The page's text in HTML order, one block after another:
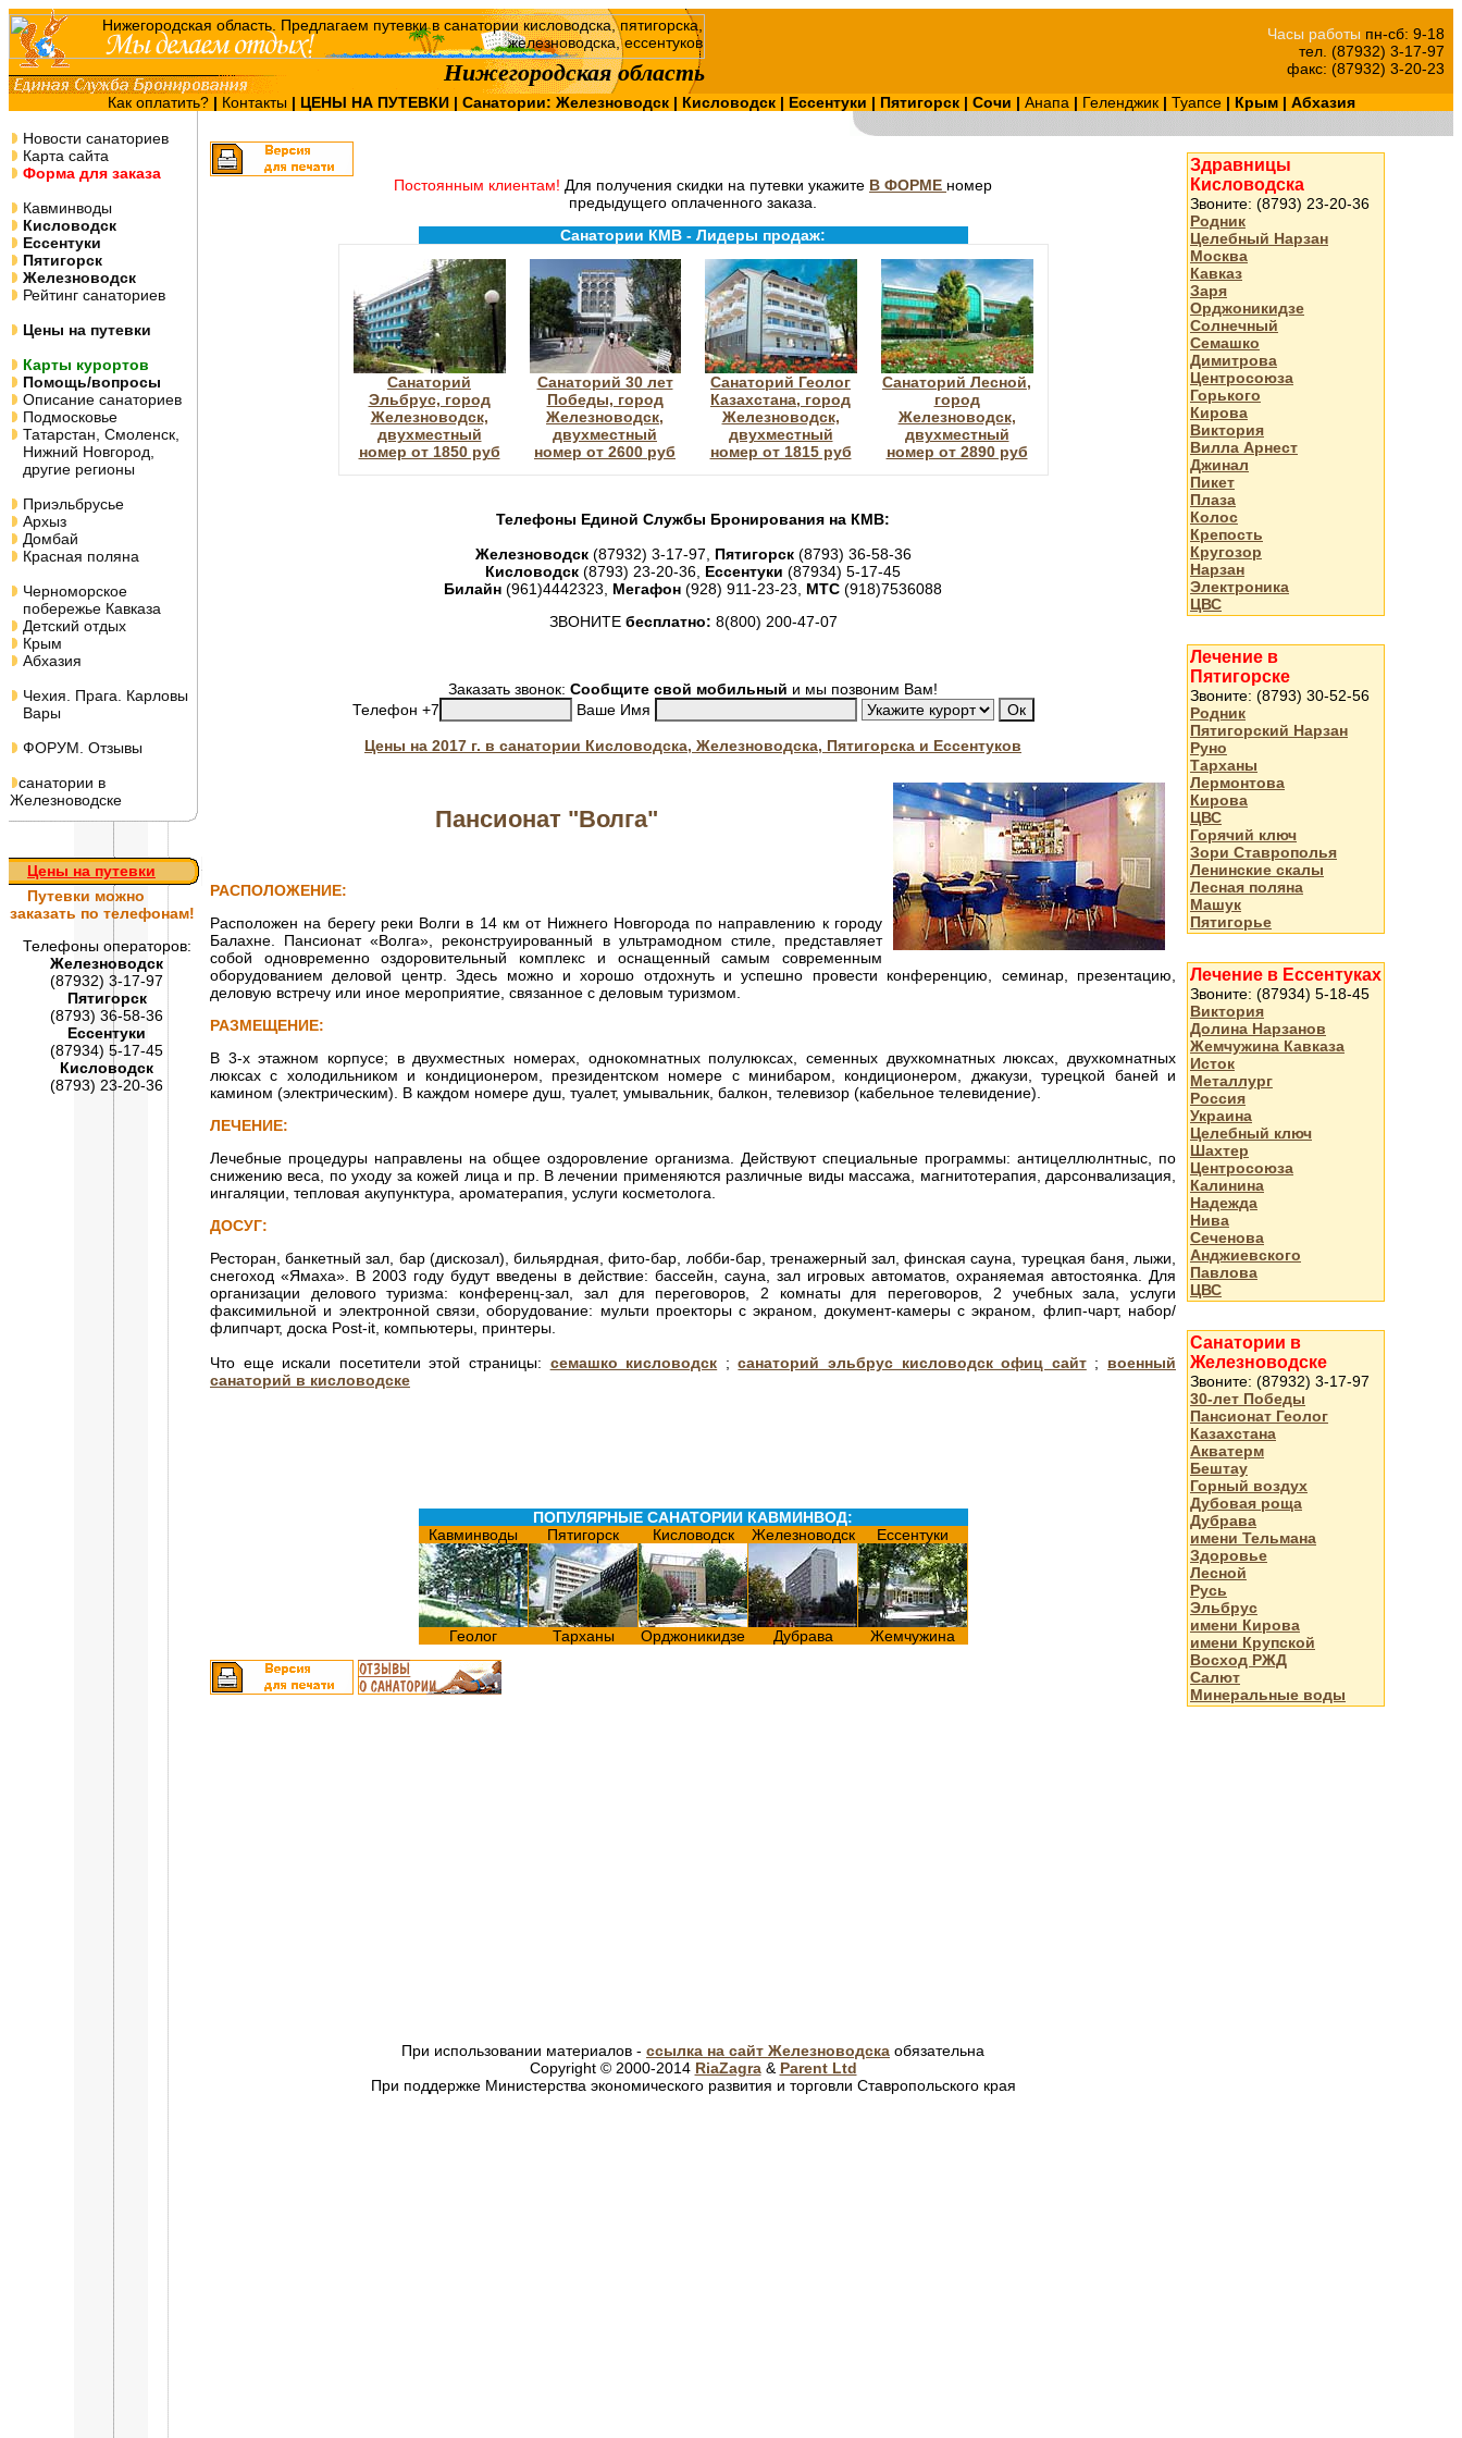
Нижегородская область
Часы работы пн-сб: 9-18
тел. (87932) 3-17-97
факс: (87932) 3-20-23
Как оплатить? | Контакты | ЦЕНЫ НА ПУТЕВКИ| Санатории: Железноводск| Кисловодск | Ессентуки | Пятигорск| Сочи | Анапа | Геленджик | Туапсе| Крым| Абхазия
Новости санаториев
Карта сайта
Форма для заказа
Кавминводы
Кисловодск
Ессентуки
Пятигорск
Железноводск
Рейтинг санаториев
Цены на путевки
Карты курортов
Помощь/вопросы
Описание санаториев
Подмосковье
Татарстан, Смоленск,
Нижний Новгород,
другие регионы
Приэльбрусье
Архыз
Домбай
Красная поляна
Черноморское
побережье Кавказа
Детский отдых
Крым
Абхазия
Чехия. Прага. Карловы
Вары
ФОРУМ. Отзывы
санатории в
Железноводске
Цены на путевки
Путевки можно
заказать по телефонам!
Телефоны операторов:
Железноводск
(87932) 3-17-97
Пятигорск
(8793) 36-58-36
Ессентуки
(87934) 5-17-45
Кисловодск
(8793) 23-20-36
Постоянным клиентам! Для получения скидки на путевки укажите В ФОРМЕ номер
предыдущего оплаченного заказа.
Санатории КМВ - Лидеры продаж:
Санаторий
Эльбрус, город
Железноводск,
двухместный
номер от 1850 руб
Санаторий 30 лет
Победы, город
Железноводск,
двухместный
номер от 2600 руб
Санаторий Геолог
Казахстана, город
Железноводск,
двухместный
номер от 1815 руб
Санаторий Лесной,
город
Железноводск,
двухместный
номер от 2890 руб
Телефоны Единой Службы Бронирования на КМВ:
Железноводск (87932) 3-17-97, Пятигорск (8793) 36-58-36
Кисловодск (8793) 23-20-36, Ессентуки (87934) 5-17-45
Билайн (961)4442323, Мегафон (928) 911-23-23, МТС (918)7536088
ЗВОНИТЕ бесплатно: 8(800) 200-47-07
Заказать звонок: Сообщите свой мобильный и мы позвоним Вам!
Телефон +7
Ваше Имя
Цены на 2017 г. в санатории Кисловодска, Железноводска, Пятигорска и Ессентуков
Пансионат "Волга"
РАСПОЛОЖЕНИЕ:
Расположен на берегу реки Волги в 14 км от Нижнего Новгорода по направлению к городу
Балахне. Пансионат «Волга», реконструированный в ультрамодном стиле, представляет
собой одновременно оздоровительный комплекс и оснащенный самым современным
оборудованием деловой центр. Здесь можно и хорошо отдохнуть и успешно провести конференцию, семинар, презентацию,
деловую встречу или иное мероприятие, связанное с деловым туризмом.
РАЗМЕЩЕНИЕ:
В 3-х этажном корпусе; в двухместных номерах, однокомнатных полулюксах, семенных двухкомнатных люксах, двухкомнатных
люксах с холодильником и кондиционером, президентском номере с минибаром, кондиционером, джакузи, турецкой баней и
камином (электрическим). В каждом номере душ, туалет, умывальник, балкон, телевизор (кабельное телевидение).
ЛЕЧЕНИЕ:
Лечебные процедуры направлены на общее оздоровление организма. Действуют специальные программы: антицеллюлнтныс, по
снижению веса, по уходу за кожей лица и пр. В лечении применяются различные виды массажа, магнитотерапия, дарсонвализация,
ингаляции, тепловая акупунктура, ароматерапия, услуги косметолога.
ДОСУГ:
Ресторан, банкетный зал, бар (дискозал), бильярдная, фито-бар, лобби-бар, тренажерный зал, финская сауна, турецкая баня, лыжи,
снегоход «Ямаха». В 2003 году будут введены в действие: бассейн, сауна, зал игровых автоматов, охраняемая автостоянка. Для
организации делового туризма: конференц-зал, зал для переговоров, 2 комнаты для переговоров, 2 учебных зала, услуги
факсимильной и электронной связи, оборудование: мульти проекторы с экраном, документ-камеры с экраном, флип-чарт, набор/
флипчарт, доска Post-it, компьютеры, принтеры.
Что еще искали посетители этой страницы: семашко кисловодск ;санаторий эльбрус кисловодск офиц сайт; военный
санаторий в кисловодске
ПОПУЛЯРНЫЕ САНАТОРИИ КАВМИНВОД:
Кавминводы
Пятигорск Кисловодск Железноводск Ессентуки
Геолог Тарханы Орджоникидзе Дубрава Жемчужина
При использовании материалов - ссылка на сайт Железноводска обязательна
Copyright © 2000-2014 RiaZagra& Parent Ltd
При поддержке Министерства экономического развития и торговли Ставропольского края
Здравницы
Кисловодска
Звоните: (8793) 23-20-36
Родник
Целебный Нарзан
Москва
Кавказ
Заря
Орджоникидзе
Солнечный
Семашко
Димитрова
Центросоюза
Горького
Кирова
Виктория
Вилла Арнест
Джинал
Пикет
Плаза
Колос
Крепость
Кругозор
Нарзан
Электроника
ЦВС
Лечение в
Пятигорске
Звоните: (8793) 30-52-56
Родник
Пятигорский Нарзан
Руно
Тарханы
Лермонтова
Кирова
ЦВС
Горячий ключ
Зори Ставрополья
Ленинские скалы
Лесная поляна
Машук
Пятигорье
Лечение в Ессентуках
Звоните: (87934) 5-18-45
Виктория
Долина Нарзанов
Жемчужина Кавказа
Исток
Металлург
Россия
Украина
Целебный ключ
Шахтер
Центросоюза
Калинина
Надежда
Нива
Сеченова
Анджиевского
Павлова
ЦВС
Санатории в
Железноводске
Звоните: (87932) 3-17-97
30-лет Победы
Пансионат Геолог
Казахстана
Акватерм
Бештау
Горный воздух
Дубовая роща
Дубрава
имени Тельмана
Здоровье
Лесной
Русь
Эльбрус
имени Кирова
имени Крупской
Восход РЖД
Салют
Минеральные воды